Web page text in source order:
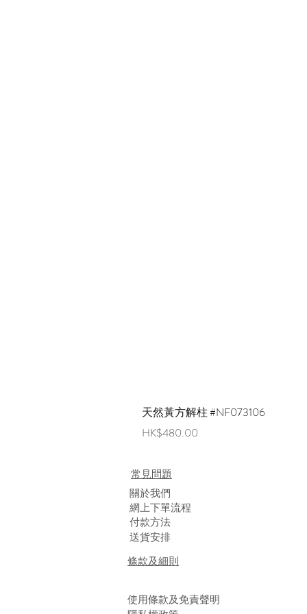
天然黃方解柱 #NF073106
價格
HK$480.00
常見問題
​關於我們
網上下單流程
付款方法
送貨安排
條款及細則
使用條款及免責聲明